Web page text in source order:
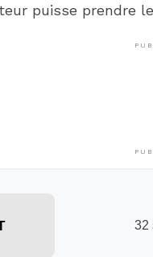
puisse prendre
32